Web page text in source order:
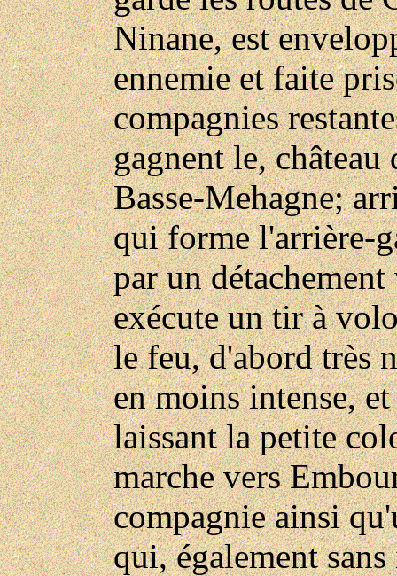
Ninane, est
ennemie et faite
compagnies
gagnent le, château
Basse-Mehagne;
qui forme l'arrière-
par un
exécute un tir à
le feu, d'abord très
en moins intense,
laissant la petite
marche vers
compagnie ainsi
qui, également